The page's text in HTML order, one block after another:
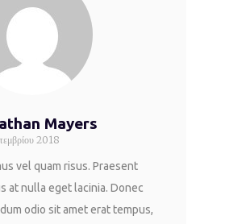
Mayers
2018
vel quam risus. Praesent
at nulla eget lacinia. Donec
odio sit amet erat tempus,